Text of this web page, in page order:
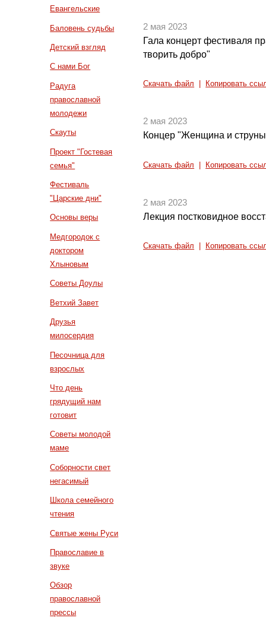
Евангельские
Баловень судьбы
Детский взгляд
С нами Бог
Радуга
православной
молодежи
Скауты
Проект "Гостевая
семья"
Фестиваль
"Царские дни"
Основы веры
Медгородок с
доктором
Хлыновым
Советы Доулы
Ветхий Завет
Друзья
милосердия
Песочница для
взрослых
Что день
грядущий нам
готовит
Советы молодой
маме
Соборности свет
негасимый
Школа семейного
чтения
Святые жены Руси
Православие в
звуке
Обзор
православной
прессы
2 мая 2023
Гала концерт фестиваля
творить добро"
Скачать файл Копировать
2 мая 2023
Концер "Женщина и
Скачать файл Копировать
2 мая 2023
Лекция постковидное
Скачать файл Копировать